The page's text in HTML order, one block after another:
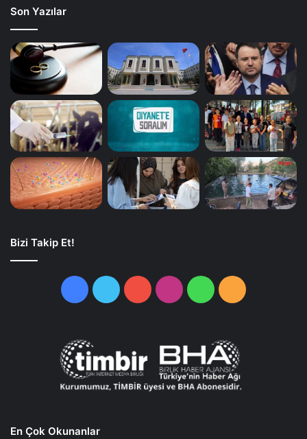
Son Yazılar
Bizi Takip Et!
FacebookTwitterYouTubeInstagramWhatsApp
RSS
En Çok Okunanlar